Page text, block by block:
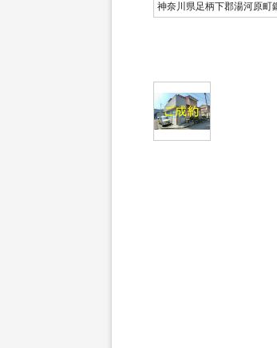
神奈川県足柄下郡湯河原町